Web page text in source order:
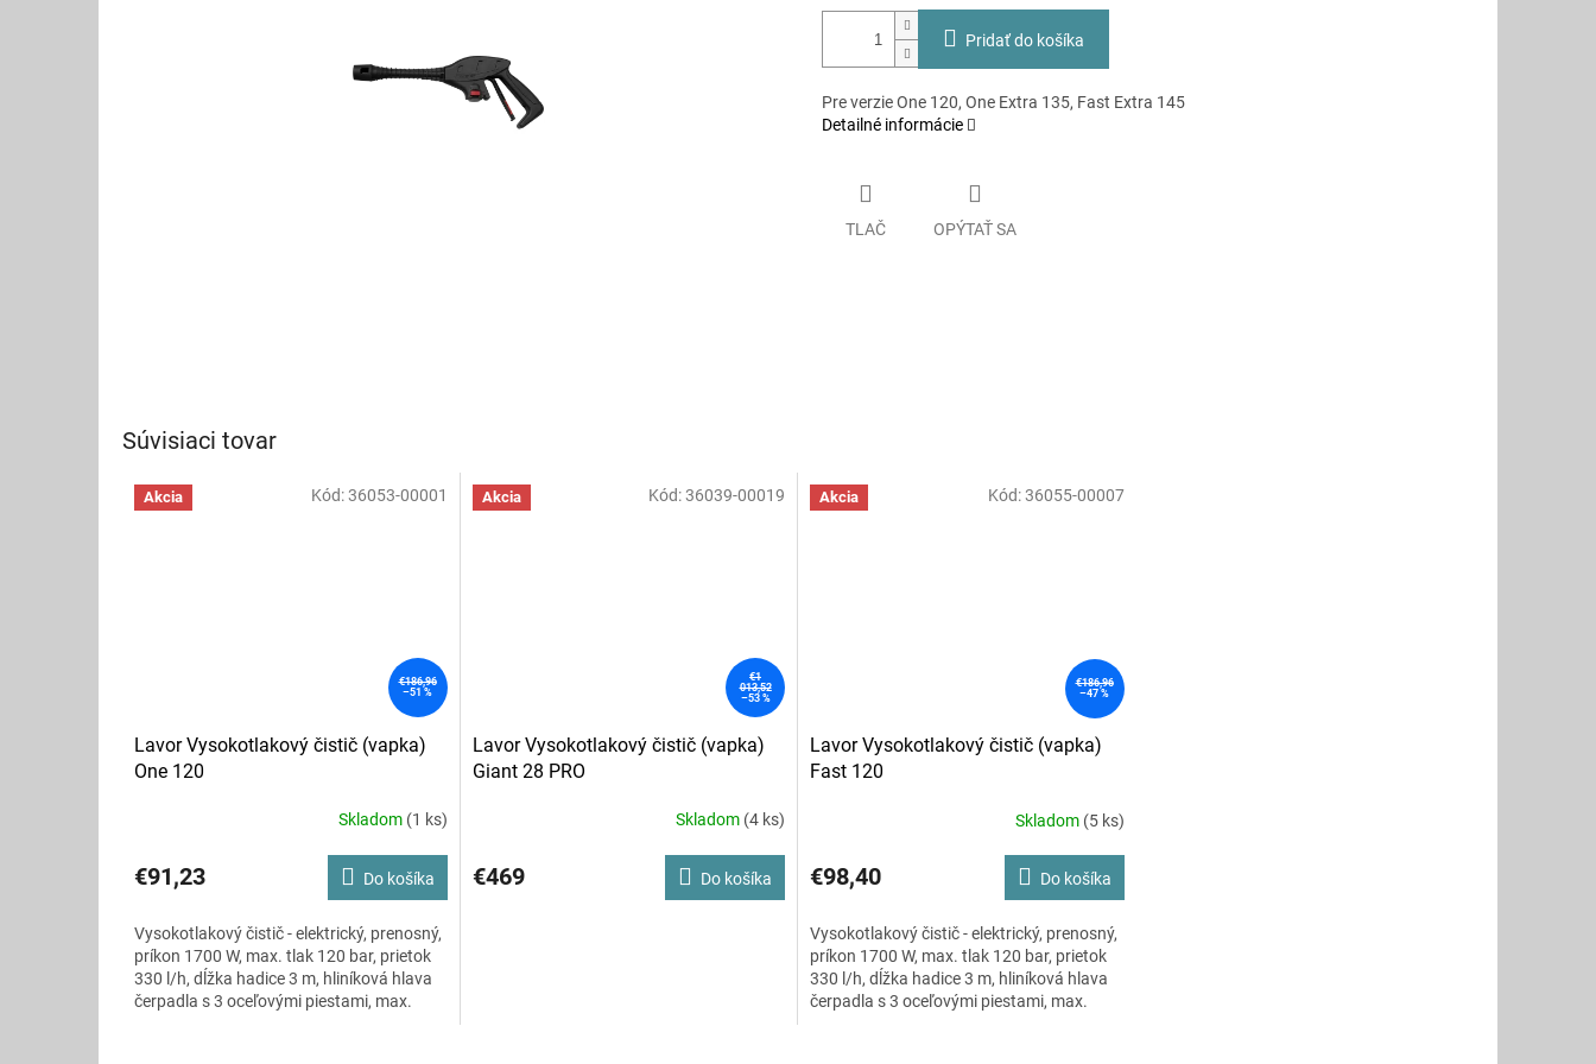
Pridať do košíka
Pre verzie One 120, One Extra 135, Fast Extra 145
Detailné informácie
TLAČ OPÝTAŤ SA
Súvisiaci tovar
Akcia
€186,96
–51 %
Lavor Vysokotlakový čistič (vapka)
One 120
produktu
je
z
5
hviezdičiek.
Skladom (1 ks)
€91,23 Do košíka
Vysokotlakový čistič - elektrický, prenosný,
príkon 1700 W, max. tlak 120 bar, prietok
330 l/h, dĺžka hadice 3 m, hliníková hlava
čerpadla s 3 oceľovými piestami, max.
Kód:36053-00001 Akcia
€1
013,52
–53 %
Lavor Vysokotlakový čistič (vapka)
Giant 28 PRO
produktu
je
Skladom (4 ks)
€469 Do košíka
Kód:36039-00019 Akcia
€186,96
–47 %
Lavor Vysokotlakový čistič (vapka)
Fast 120
Skladom (5 ks)
€98,40 Do košíka
Vysokotlakový čistič - elektrický, prenosný,
príkon 1700 W, max. tlak 120 bar, prietok
330 l/h, dĺžka hadice 3 m, hliníková hlava
čerpadla s 3 oceľovými piestami, max.
Kód:36055-00007